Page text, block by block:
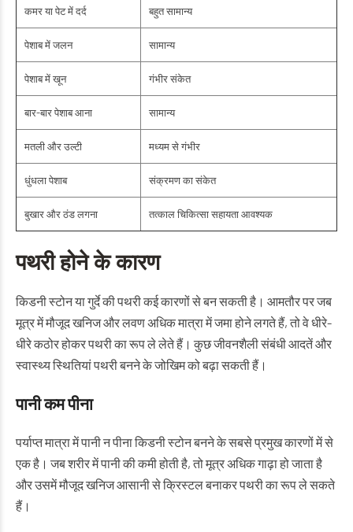
कमर या पेट में दर्द बहुत सामान्य
पेशाब में जलन सामान्य
पेशाब में खून गंभीर संकेत
बार-बार पेशाब आना सामान्य
मतली और उल्टी मध्यम से गंभीर
धुंधला पेशाब संक्रमण का संकेत
बुखार और ठंड लगना तत्काल चिकित्सा सहायता आवश्यक
पथरी होने के कारण
किडनी स्टोन या गुर्दे की पथरी कई कारणों से बन सकती है। आमतौर पर जब
मूत्र में मौजूद खनिज और लवण अधिक मात्रा में जमा होने लगते हैं, तो वे धीरे-
धीरे कठोर होकर पथरी का रूप ले लेते हैं। कुछ जीवनशैली संबंधी आदतें और
स्वास्थ्य स्थितियां पथरी बनने के जोखिम को बढ़ा सकती हैं।
पानी कम पीना
पर्याप्त मात्रा में पानी न पीना किडनी स्टोन बनने के सबसे प्रमुख कारणों में से
एक है। जब शरीर में पानी की कमी होती है, तो मूत्र अधिक गाढ़ा हो जाता है
और उसमें मौजूद खनिज आसानी से क्रिस्टल बनाकर पथरी का रूप ले सकते
हैं।